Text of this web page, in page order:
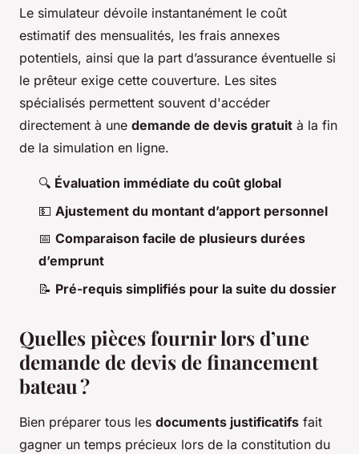
Le simulateur dévoile instantanément le coût
estimatif des mensualités, les frais annexes
potentiels, ainsi que la part d’assurance éventuelle si
le prêteur exige cette couverture. Les sites
spécialisés permettent souvent d'accéder
directement à une demande de devis gratuit à la fin
de la simulation en ligne.
🔍 Évaluation immédiate du coût global
💵 Ajustement du montant d’apport personnel
📅 Comparaison facile de plusieurs durées
d’emprunt
📝 Pré-requis simplifiés pour la suite du dossier
Quelles pièces fournir lors d’une
demande de devis de financement
bateau ?
Bien préparer tous les documents justificatifs fait
gagner un temps précieux lors de la constitution du